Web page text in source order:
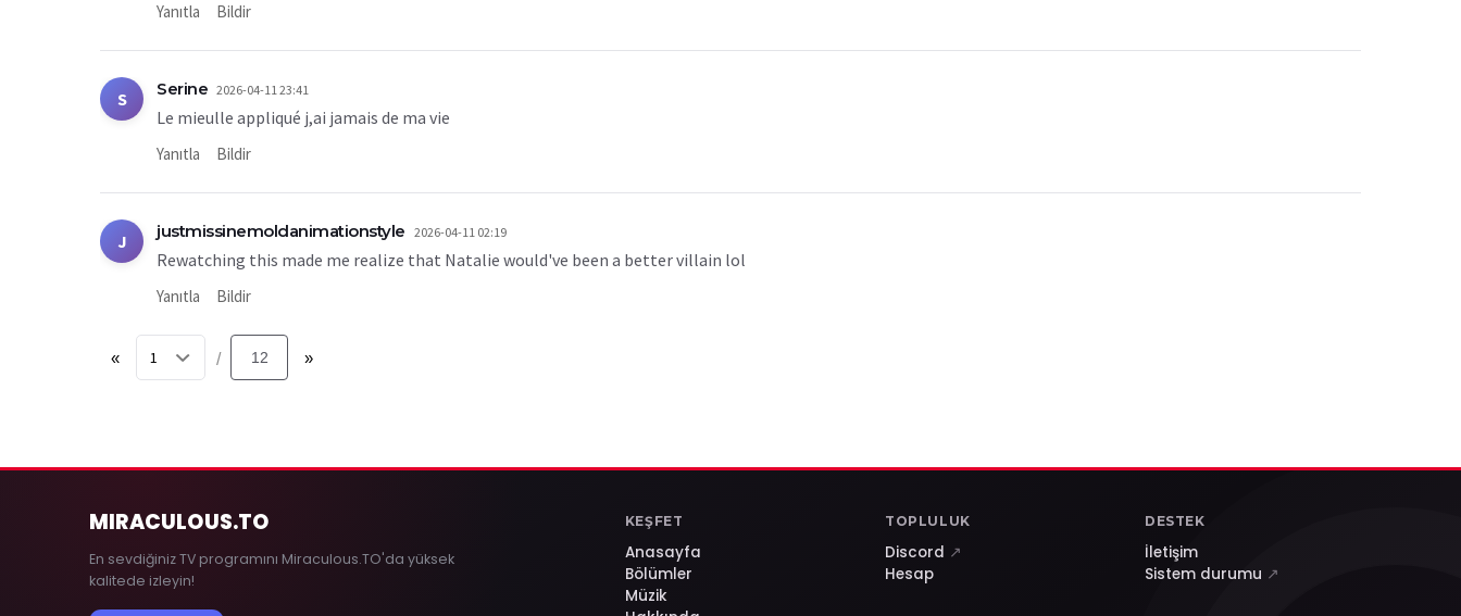
Yanıtla Bildir
S Serine 2026-04-11 23:41
Le mieulle appliqué j,ai jamais de ma vie
Yanıtla Bildir
J justmissinemoldanimationstyle 2026-04-11 02:19
Rewatching this made me realize that Natalie would've been a better villain lol
Yanıtla Bildir
« / 12 »
MIRACULOUS.TO
En sevdiğiniz TV programını Miraculous.TO'da yüksek
kalitede izleyin!
KEŞFET
Anasayfa
Bölümler
Müzik
TOPLULUK
Discord ↗
Hesap
DESTEK
İletişim
Sistem durumu ↗